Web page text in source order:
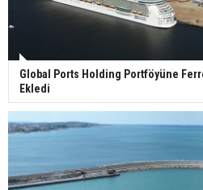
Global Ports Holding Portföyüne
Ekledi